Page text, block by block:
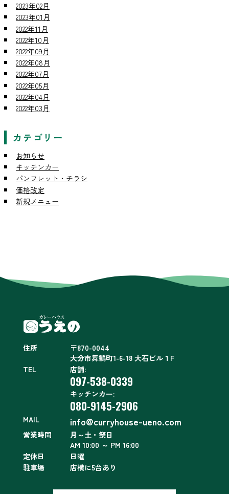
2023年02月
2023年01月
2022年11月
2022年10月
2022年09月
2022年08月
2022年07月
2022年05月
2022年04月
2022年03月
カテゴリー
お知らせ
キッチンカー
パンフレット・チラシ
価格改定
新規メニュー
住所
〒870-0044
大分市舞鶴町1-6-18 大石ビル１F
TEL
店舗:
097-538-0339
キッチンカー:
080-9145-2906
MAIL info@curryhouse-ueno.com
営業時間
月～土・祭日
AM 10:00 ～ PM 16:00
定休日
日曜
駐車場
店横に5台あり